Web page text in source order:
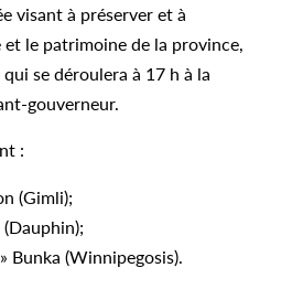
visant à préserver et à
le patrimoine de la province,
se déroulera à 17 h à la
gouverneur.
:
(Gimli);
Bunka (Winnipegosis).